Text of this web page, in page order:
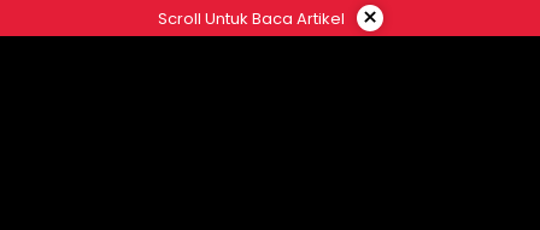
ke
Scroll Untuk Baca Artikel ×